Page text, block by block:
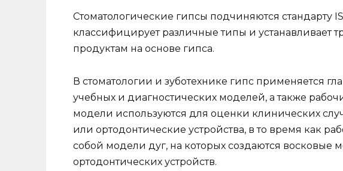
Стоматологические гипсы подчиняются стандарту
классифицирует различные типы и устанавливает
продуктам на основе гипса.
В стоматологии и зуботехнике гипс применяется
учебных и диагностических моделей, а также
модели используются для оценки клинических
или ортодонтические устройства, в то время как
собой модели дуг, на которых создаются восковые
ортодонтических устройств.